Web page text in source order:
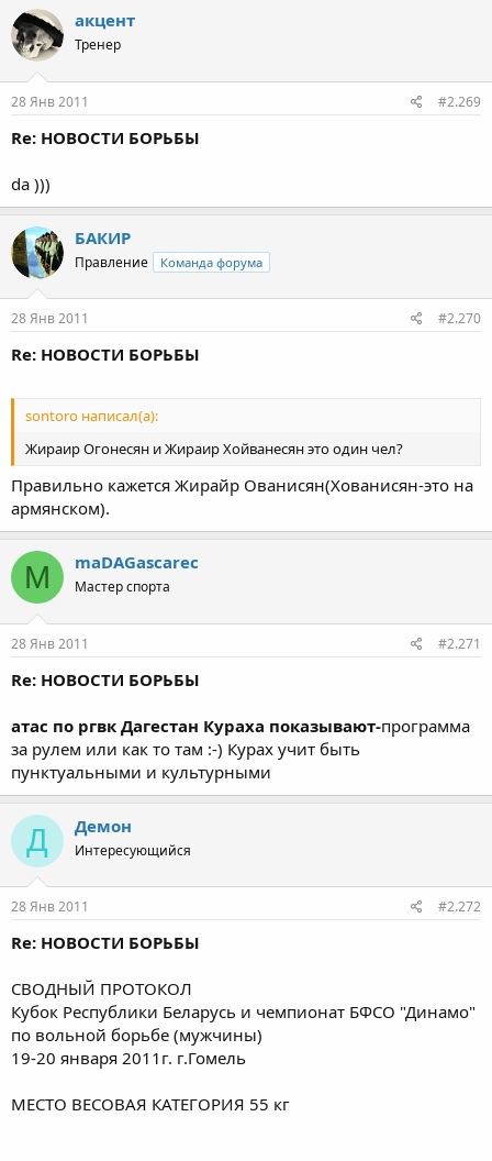
акцент
Тренер
28 Янв 2011 #2.269
Re: НОВОСТИ БОРЬБЫ
da )))
БАКИР
Правление Команда форума
28 Янв 2011 #2.270
Re: НОВОСТИ БОРЬБЫ
sontoro написал(а):
Жираир Огонесян и Жираир Хойванесян это один чел?
Правильно кажется Жирайр Ованисян(Хованисян-это на
армянском).
M maDAGasсarec
Мастер спорта
28 Янв 2011 #2.271
Re: НОВОСТИ БОРЬБЫ
атас по ргвк Дагестан Кураха показывают-программа
за рулем или как то там :-) Курах учит быть
пунктуальными и культурными
Д Демон
Интересующийся
28 Янв 2011 #2.272
Re: НОВОСТИ БОРЬБЫ
СВОДНЫЙ ПРОТОКОЛ
Кубок Республики Беларусь и чемпионат БФСО "Динамо"
по вольной борьбе (мужчины)
19-20 января 2011г. г.Гомель
МЕСТО ВЕСОВАЯ КАТЕГОРИЯ 55 кг